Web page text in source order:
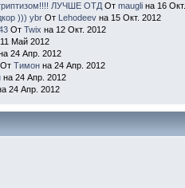
ЛУЧШЕ ОТД От maugli на 16
))) ybr От Lehodeev на 15 Окт. 2012
От Twix на 12 Окт. 2012
Май 2012
24 Апр. 2012
От Тимон на 24 Апр. 2012
на 24 Апр. 2012
24 Апр. 2012